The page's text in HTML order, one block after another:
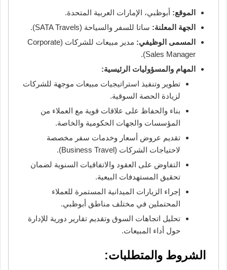
الموقع: أبوظبي، الإمارات العربية المتحدة.
الجهة المعلنة: ساتا للسفر والسياحة (SATA Travels).
المسمى الوظيفي:
مدير مبيعات للشركات (Corporate
Sales Manager).
المهام والمسؤوليات الرئيسية:
تطوير وتنفيذ استراتيجيات مبيعات موجهة للشركات
لزيادة الحصة السوقية.
بناء والحفاظ على علاقات قوية مع العملاء من
المؤسسات والجهات الحكومية والخاصة.
تقديم عروض أسعار وخدمات سفر مخصصة
لاحتياجات الشركات (Business Travel).
التفاوض على العقود والاتفاقيات السنوية لضمان
تحقيق المستهدفات البيعية.
إجراء الزيارات الميدانية المستمرة للعملاء
المحتملين في مختلف مناطق أبوظبي.
تحليل اتجاهات السوق وتقديم تقارير دورية للإدارة
حول أداء المبيعات.
الشروط والمتطلبات: